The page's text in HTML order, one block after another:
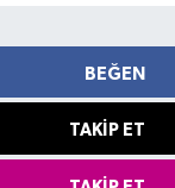
BEĞEN
TAKIP ET